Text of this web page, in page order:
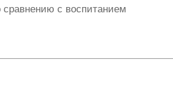
сравнению с воспитанием